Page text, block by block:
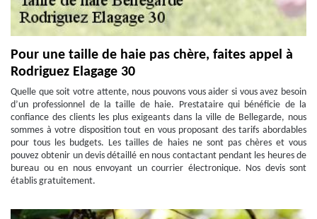
Pour une taille de haie pas chère, faites appel à
Rodriguez Elagage 30
Quelle que soit votre attente, nous pouvons vous aider si vous avez besoin
d’un professionnel de la taille de haie. Prestataire qui bénéficie de la
confiance des clients les plus exigeants dans la ville de Bellegarde, nous
sommes à votre disposition tout en vous proposant des tarifs abordables
pour tous les budgets. Les tailles de haies ne sont pas chères et vous
pouvez obtenir un devis détaillé en nous contactant pendant les heures de
bureau ou en nous envoyant un courrier électronique. Nos devis sont
établis gratuitement.